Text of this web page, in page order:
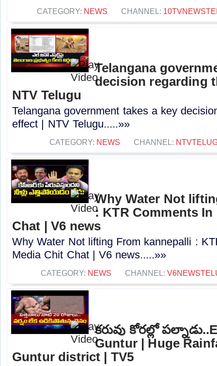
CATEGORY: NEWS CHANNEL:
Telangana
decision regarding
NTV Telugu
Telangana government takes a key
effect | NTV Telugu.....»»
CATEGORY: NEWS CHANNEL:
Why Water Not
: KTR Comments
Chat | V6 news
Why Water Not lifting From kannepalli :
Media Chit Chat | V6 news.....»»
CATEGORY: NEWS CHANNEL:
కరువు కోరల్లో
Guntur | Huge
Guntur district | TV5